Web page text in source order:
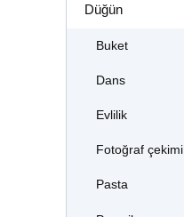
Düğün
Buket
Dans
Evlilik
Fotoğraf çekimi
Pasta